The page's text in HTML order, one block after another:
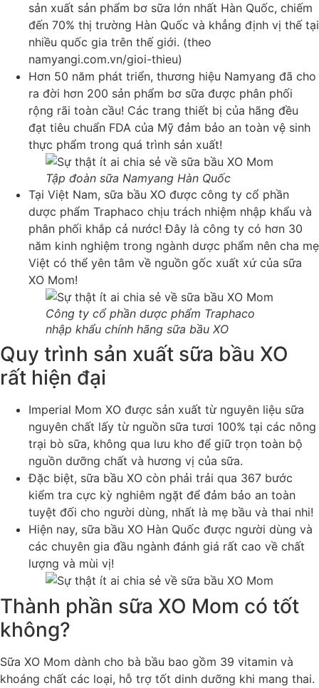
sản xuất sản phẩm bơ sữa lớn nhất Hàn Quốc, chiếm
đến 70% thị trường Hàn Quốc và khẳng định vị thế tại
nhiều quốc gia trên thế giới. (theo
namyangi.com.vn/gioi-thieu)
Hơn 50 năm phát triển, thương hiệu Namyang đã cho
ra đời hơn 200 sản phẩm bơ sữa được phân phối
rộng rãi toàn cầu! Các trang thiết bị của hãng đều
đạt tiêu chuẩn FDA của Mỹ đảm bảo an toàn vệ sinh
thực phẩm trong quá trình sản xuất!
Tập đoàn sữa Namyang Hàn Quốc
Tại Việt Nam, sữa bầu XO được công ty cổ phần
dược phẩm Traphaco chịu trách nhiệm nhập khẩu và
phân phối khắp cả nước! Đây là công ty có hơn 30
năm kinh nghiệm trong ngành dược phẩm nên cha mẹ
Việt có thể yên tâm về nguồn gốc xuất xứ của sữa
XO Mom!
Công ty cổ phần dược phẩm Traphaco
nhập khẩu chính hãng sữa bầu XO
Quy trình sản xuất sữa bầu XO
rất hiện đại
Imperial Mom XO được sản xuất từ nguyên liệu sữa
nguyên chất lấy từ nguồn sữa tươi 100% tại các nông
trại bò sữa, không qua lưu kho để giữ trọn toàn bộ
nguồn dưỡng chất và hương vị của sữa.
Đặc biệt, sữa bầu XO còn phải trải qua 367 bước
kiểm tra cực kỳ nghiêm ngặt để đảm bảo an toàn
tuyệt đối cho người dùng, nhất là mẹ bầu và thai nhi!
Hiện nay, sữa bầu XO Hàn Quốc được người dùng và
các chuyên gia đầu ngành đánh giá rất cao về chất
lượng và mùi vị!
Thành phần sữa XO Mom có tốt
không?
Sữa XO Mom dành cho bà bầu bao gồm 39 vitamin và
khoáng chất các loại, hỗ trợ tốt dinh dưỡng khi mang thai.